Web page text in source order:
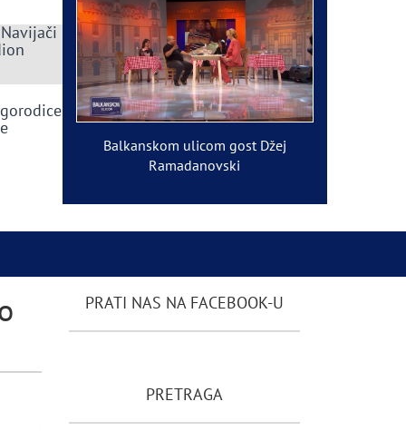
Balkanskom ulicom gost Džej
Ramadanovski
PRATI NAS NA FACEBOOK-U
PRETRAGA